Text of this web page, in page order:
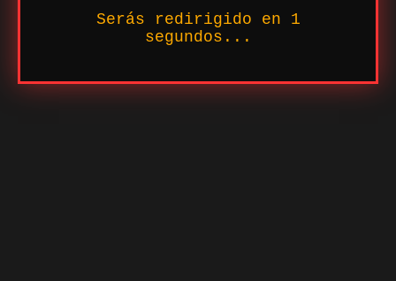
Serás redirigido en 1
segundos...